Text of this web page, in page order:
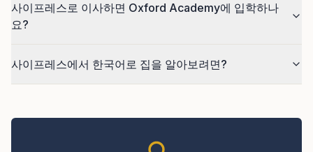
사이프레스로 이사하면 Oxford Academy에 입학하나
요?
사이프레스에서 한국어로 집을 알아보려면?